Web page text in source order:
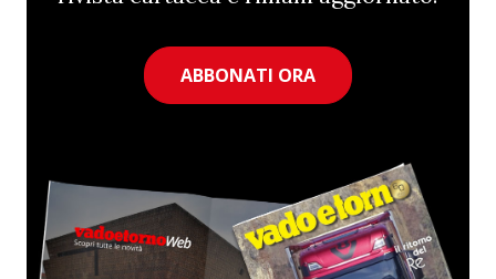
ABBONATI ORA